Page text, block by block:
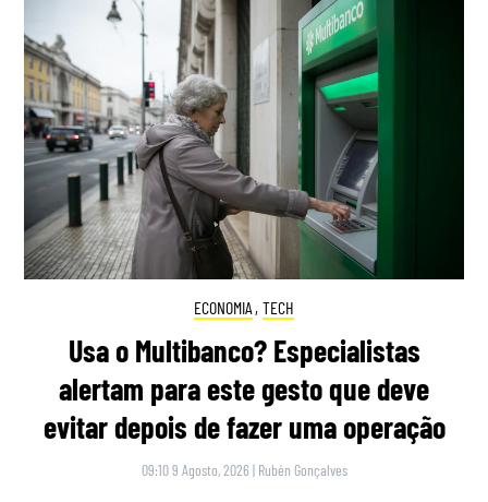
ECONOMIA , TECH
Usa o Multibanco? Especialistas
alertam para este gesto que deve
evitar depois de fazer uma operação
09:10 9 Agosto, 2026 | Rubén Gonçalves